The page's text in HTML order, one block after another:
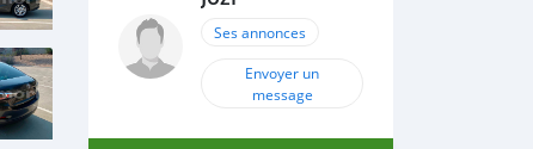
Ses annonces
Envoyer un
message